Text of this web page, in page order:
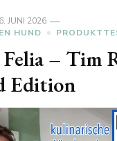
JUNI 2026
HUND
– Tim
Edition